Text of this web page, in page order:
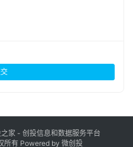
家 - 创投信息和数据服务平台
有 Powered by 微创投